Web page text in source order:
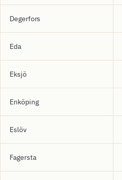
Degerfors
Eda
Eksjö
Enköping
Eslöv
Fagersta